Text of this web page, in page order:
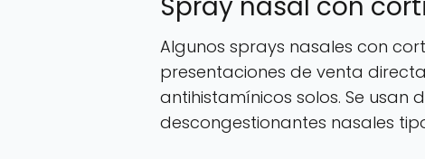
Algunos sprays nasales con
presentaciones de venta
antihistamínicos solos. Se
descongestionantes nasales